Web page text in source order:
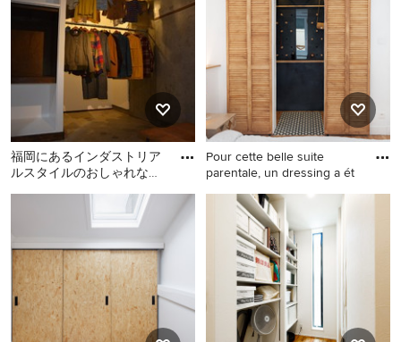
インダストリアルスタイル収納・クローゼット のリフ
ォームや模様替えをお考えの場合でも、新築でおしゃれ
な収納・クローゼットを作る場合でも、Houzz がアイデ
ア探しのお手伝いをします。Houzz には
conlasbotaspuestas や Liadesign といった日本国内の優
れた建築家、インテリアデザイナー、工務店、リノベー
ション会社などから寄せられた486枚の家や部屋の写真
があります。色別やスタイル別で収納・クローゼットの
画像を見て、気になるインダストリアルスタイル収納・
クローゼット の間取りやレイアウトがあれば、アイデ
アブックへ保存したり、その写真の住宅を手がけた専門
家にご自分の理想のインダストリアルスタイル収納・ク
ローゼット のデザインや間取りについて相談してみま
しょう。 日本や海外のおしゃれなインダストリアルス
タイル収納・クローゼット の実例がいっぱいの Houzz
を、あなたの家のリノベーションやリフォームのアイデ
福岡にあるインダストリア
ルスタイルのおしゃれな収
福岡にあるインダストリア
ルスタイルのおしゃれな収
Pour cette belle suite
parentale, un dressing a ét
トゥールーズにある低価格
の小さなインダストリアル
スタイルのおしゃれなフィ
ッティングルーム (淡色木目
調キャビネット、淡色無垢
フローリング、ベージュの
床) の写真